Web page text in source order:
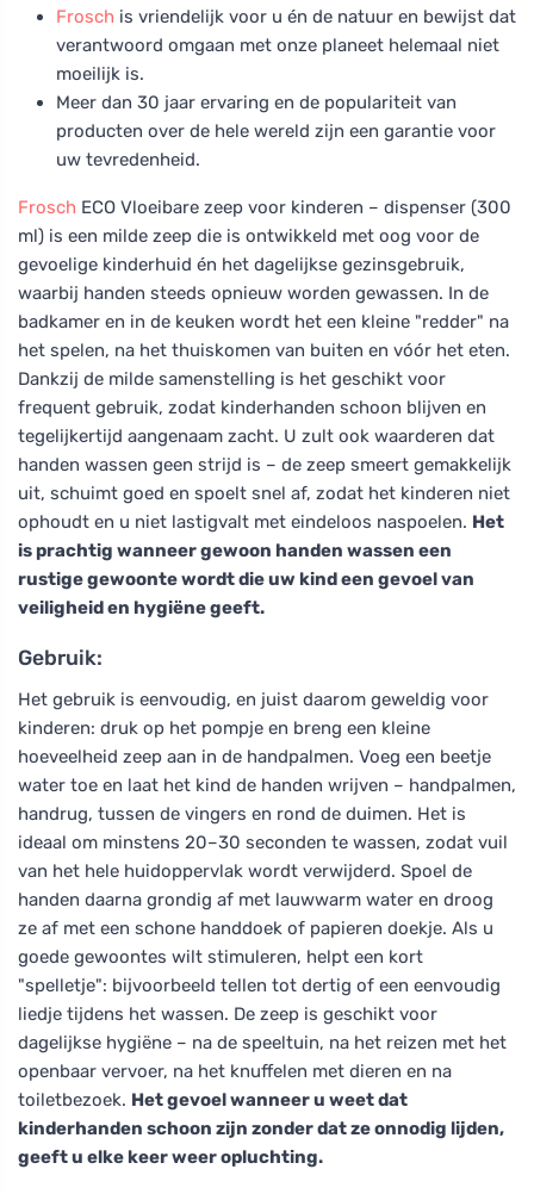
Frosch is vriendelijk voor u én de natuur en bewijst dat
verantwoord omgaan met onze planeet helemaal niet
moeilijk is.
Meer dan 30 jaar ervaring en de populariteit van
producten over de hele wereld zijn een garantie voor
uw tevredenheid.
Frosch ECO Vloeibare zeep voor kinderen – dispenser (300
ml) is een milde zeep die is ontwikkeld met oog voor de
gevoelige kinderhuid én het dagelijkse gezinsgebruik,
waarbij handen steeds opnieuw worden gewassen. In de
badkamer en in de keuken wordt het een kleine "redder" na
het spelen, na het thuiskomen van buiten en vóór het eten.
Dankzij de milde samenstelling is het geschikt voor
frequent gebruik, zodat kinderhanden schoon blijven en
tegelijkertijd aangenaam zacht. U zult ook waarderen dat
handen wassen geen strijd is – de zeep smeert gemakkelijk
uit, schuimt goed en spoelt snel af, zodat het kinderen niet
ophoudt en u niet lastigvalt met eindeloos naspoelen. Het
is prachtig wanneer gewoon handen wassen een
rustige gewoonte wordt die uw kind een gevoel van
veiligheid en hygiëne geeft.
Gebruik:
Het gebruik is eenvoudig, en juist daarom geweldig voor
kinderen: druk op het pompje en breng een kleine
hoeveelheid zeep aan in de handpalmen. Voeg een beetje
water toe en laat het kind de handen wrijven – handpalmen,
handrug, tussen de vingers en rond de duimen. Het is
ideaal om minstens 20–30 seconden te wassen, zodat vuil
van het hele huidoppervlak wordt verwijderd. Spoel de
handen daarna grondig af met lauwwarm water en droog
ze af met een schone handdoek of papieren doekje. Als u
goede gewoontes wilt stimuleren, helpt een kort
"spelletje": bijvoorbeeld tellen tot dertig of een eenvoudig
liedje tijdens het wassen. De zeep is geschikt voor
dagelijkse hygiëne – na de speeltuin, na het reizen met het
openbaar vervoer, na het knuffelen met dieren en na
toiletbezoek. Het gevoel wanneer u weet dat
kinderhanden schoon zijn zonder dat ze onnodig lijden,
geeft u elke keer weer opluchting.